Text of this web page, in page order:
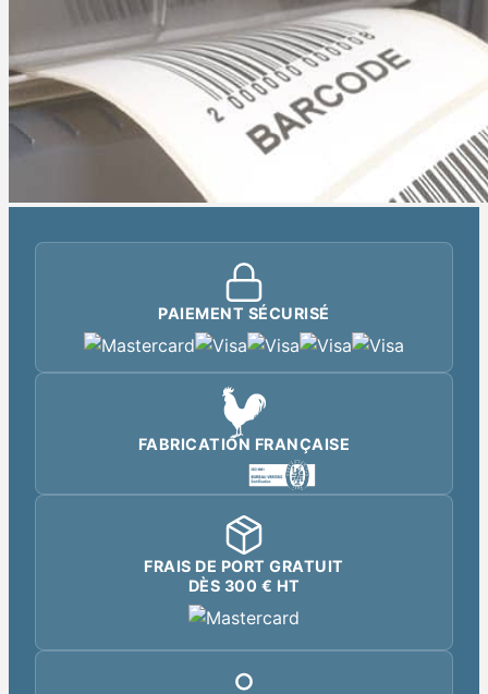
PAIEMENT SÉCURISÉ
FABRICATION FRANÇAISE
FRAIS DE PORT GRATUIT
DÈS 300 € HT